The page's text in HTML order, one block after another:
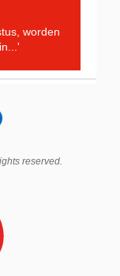
worden
reserved.